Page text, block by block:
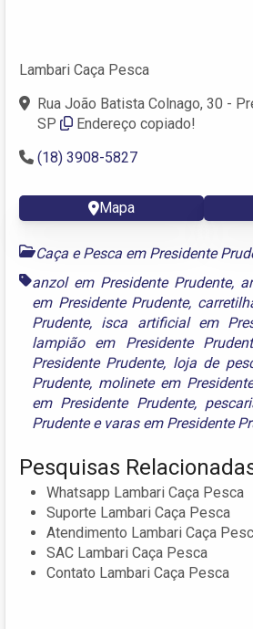
Lambari Caça Pesca
Rua João Batista Colnago, 30 -
SP
Endereço copiado!
(18) 3908-5827
Mapa
Caça e Pesca em Presidente
anzol em Presidente Prudente,
em Presidente Prudente,
Prudente, isca artificial em
lampião em Presidente
Presidente Prudente, loja de
Prudente, molinete em
em Presidente Prudente,
Prudentee varas em Presidente
Pesquisas
Whatsapp Lambari Caça Pesca
Suporte Lambari Caça Pesca
Atendimento Lambari Caça
SAC Lambari Caça Pesca
Contato Lambari Caça Pesca